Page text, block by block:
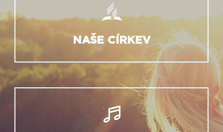
NAŠE CÍRKEV